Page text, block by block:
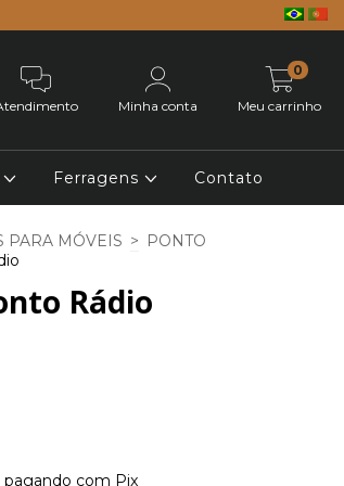
Parcele em até 4x
Minha conta Meu carrinho
0
Ferragens Contato
PARA MÓVEIS > PONTO
Rádio
pagando com Pix